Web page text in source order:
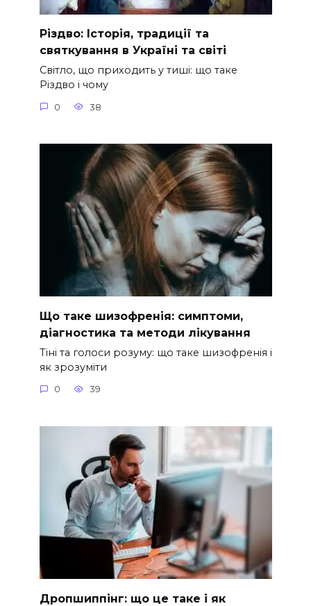
Різдво: Історія, традиції та
святкування в Україні та світі
Світло, що приходить у тиші: що таке
Різдво і чому
0 38
Що таке шизофренія: симптоми,
діагностика та методи лікування
Тіні та голоси розуму: що таке шизофренія і
як зрозуміти
0 39
Дропшиппінг: що це таке і як